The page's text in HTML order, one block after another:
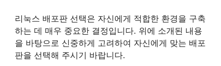
리눅스 배포판 선택은 자신에게 적합한 환경을 구축
하는 데 매우 중요한 결정입니다. 위에 소개된 내용
을 바탕으로 신중하게 고려하여 자신에게 맞는 배포
판을 선택해 주시기 바랍니다.